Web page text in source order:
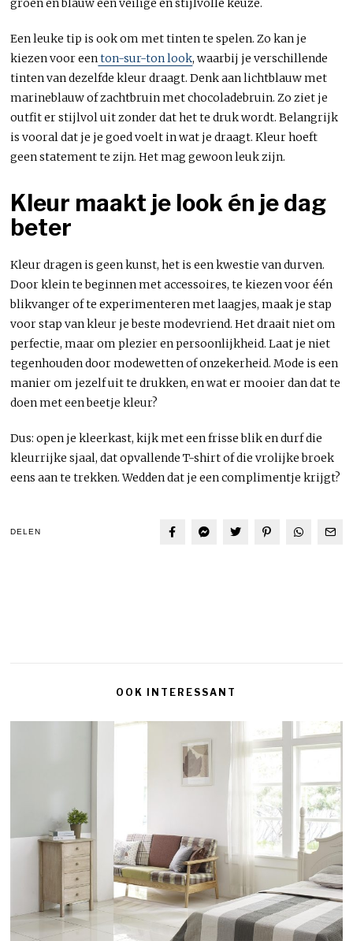
groen en blauw een veilige en stijlvolle keuze.
Een leuke tip is ook om met tinten te spelen. Zo kan je
kiezen voor eenton-sur-ton look, waarbij je verschillende
tinten van dezelfde kleur draagt. Denk aan lichtblauw met
marineblauw of zachtbruin met chocoladebruin. Zo ziet je
outfit er stijlvol uit zonder dat het te druk wordt. Belangrijk
is vooral dat je je goed voelt in wat je draagt. Kleur hoeft
geen statement te zijn. Het mag gewoon leuk zijn.
Kleur maakt je look én je dag
beter
Kleur dragen is geen kunst, het is een kwestie van durven.
Door klein te beginnen met accessoires, te kiezen voor één
blikvanger of te experimenteren met laagjes, maak je stap
voor stap van kleur je beste modevriend. Het draait niet om
perfectie, maar om plezier en persoonlijkheid. Laat je niet
tegenhouden door modewetten of onzekerheid. Mode is een
manier om jezelf uit te drukken, en wat er mooier dan dat te
doen met een beetje kleur?
Dus: open je kleerkast, kijk met een frisse blik en durf die
kleurrijke sjaal, dat opvallende T-shirt of die vrolijke broek
eens aan te trekken. Wedden dat je een complimentje krijgt?
DELEN
OOK INTERESSANT